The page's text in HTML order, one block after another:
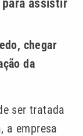
para assistir
chegar
da
ser tratada
a empresa